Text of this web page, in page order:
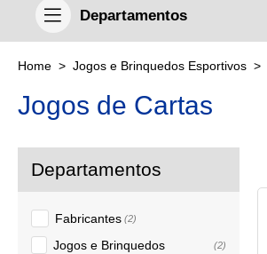
Jogos e Brinquedos Esportivos
Jogos de Cartas
Fabricantes (2)
Jogos e Brinquedos
(2)